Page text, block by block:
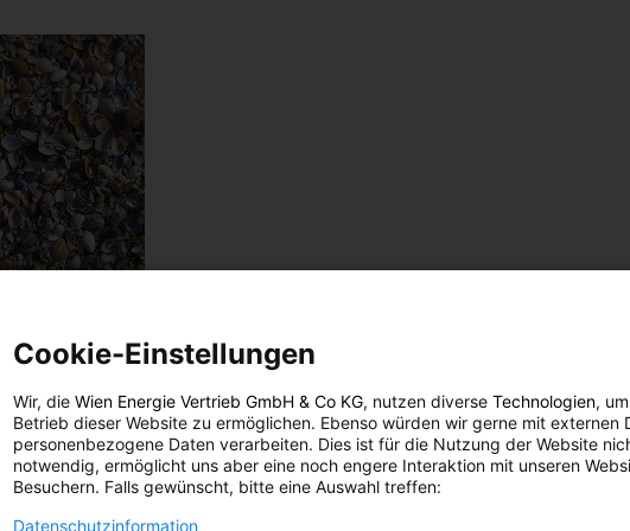
der
LIEL
Cookie-Einstellungen
Wir, die Wien Energie Vertrieb GmbH & Co KG, nutzen diverse Technologien,
Betrieb dieser Website zu ermöglichen. Ebenso würden wir gerne mit externen
personenbezogene Daten verarbeiten. Dies ist für die Nutzung der Website
notwendig, ermöglicht uns aber eine noch engere Interaktion mit unseren
Besuchern. Falls gewünscht, bitte eine Auswahl treffen:
Datenschutzinformation